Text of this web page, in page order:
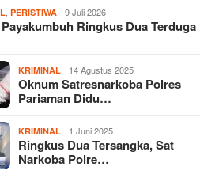
,PERISTIWA 9 Juli 2026
Ringkus Dua Terduga
KRIMINAL 14 Agustus 2025
Oknum Satresnarkoba Polres
Pariaman Didu…
KRIMINAL 1 Juni 2025
Ringkus Dua Tersangka, Sat
Narkoba Polre…